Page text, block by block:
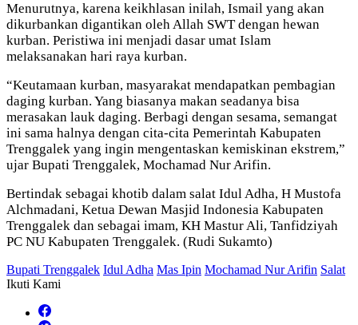
Menurutnya, karena keikhlasan inilah, Ismail yang akan
dikurbankan digantikan oleh Allah SWT dengan hewan
kurban. Peristiwa ini menjadi dasar umat Islam
melaksanakan hari raya kurban.
“Keutamaan kurban, masyarakat mendapatkan pembagian
daging kurban. Yang biasanya makan seadanya bisa
merasakan lauk daging. Berbagi dengan sesama, semangat
ini sama halnya dengan cita-cita Pemerintah Kabupaten
Trenggalek yang ingin mengentaskan kemiskinan ekstrem,”
ujar Bupati Trenggalek, Mochamad Nur Arifin.
Bertindak sebagai khotib dalam salat Idul Adha, H Mustofa
Alchmadani, Ketua Dewan Masjid Indonesia Kabupaten
Trenggalek dan sebagai imam, KH Mastur Ali, Tanfidziyah
PC NU Kabupaten Trenggalek. (Rudi Sukamto)
Bupati Trenggalek Idul Adha Mas Ipin Mochamad Nur Arifin Salat
Ikuti Kami